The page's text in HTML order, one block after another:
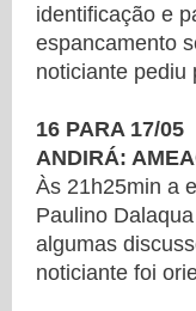
identificação e
espancamento
noticiante pediu
16 PARA 17/05
ANDIRÁ:
Às 21h25min a
Paulino
algumas
noticiante foi